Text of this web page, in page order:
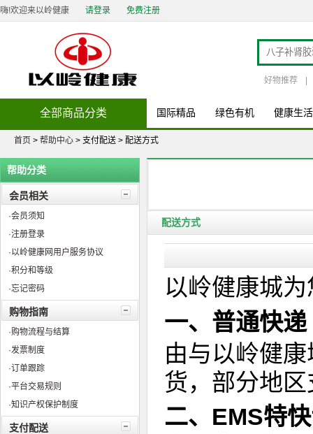
嗨!欢迎来以岭健康 请登录 免费注册
好物推荐
全部商品分类 国际精品 绿色有机 健康生活
首页 > 帮助中心 > 支付配送 > 配送方式
帮助分类
会员相关
·会员须知
·注册登录
·以岭健康网用户服务协议
·积分和等级
·忘记密码
购物指南
·购物流程与结算
·发票制度
·订单跟踪
·平台交易规则
·知识产权保护制度
支付配送
配送方式
以岭健康城
一、普通快递
由与以岭健
货，部分地
二、EMS特